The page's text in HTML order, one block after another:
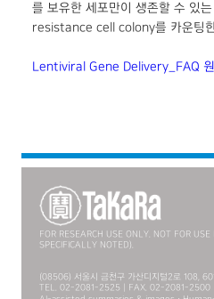
를 보유한 세포만이 생존할 수 있
resistance cell colony를 카운팅
Lentiviral Gene Delivery_FAQ 원
FOR RESEARCH USE ONLY. NOT FOR USE
SPECIFICALLY NOTED).
(08506) 서울시 금천구 가산디지털2로 108,
TEL. 02-2081-2525 | FAX. 02-2081-2500